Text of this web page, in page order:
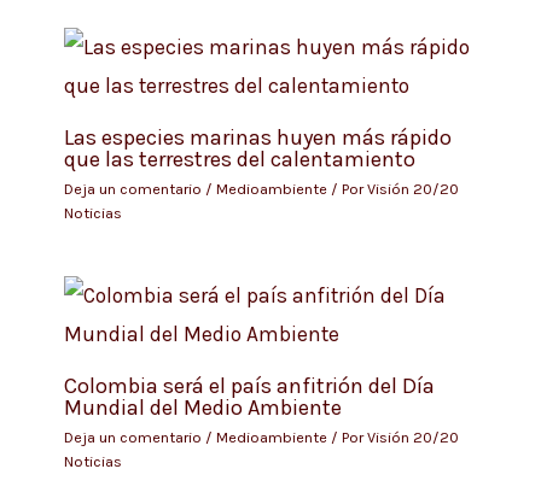
Las especies marinas huyen más rápido
que las terrestres del calentamiento
Deja un comentario / Medioambiente/ PorVisión 20/20
Noticias
Colombia será el país anfitrión del Día
Mundial del Medio Ambiente
Deja un comentario / Medioambiente/ PorVisión 20/20
Noticias